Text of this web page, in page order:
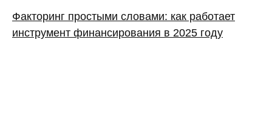
Факторинг простыми словами: как работает
инструмент финансирования в 2025 году